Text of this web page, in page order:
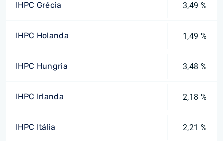
IHPC Grécia 3,49 %
IHPC Holanda 1,49 %
IHPC Hungria 3,48 %
IHPC Irlanda 2,18 %
IHPC Itália 2,21 %